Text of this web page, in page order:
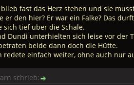
blieb fast das Herz stehen und sie
er den hier? Er war ein Falke? Das
sich tief über die Schale.
Dundi unterhielten sich leise vor der
beide dann doch die Hütte.
redete einfach weiter, ohne auch nur
schrieb: